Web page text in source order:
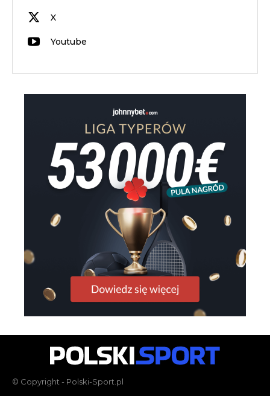
X
Youtube
© Copyright - Polski-Sport.pl